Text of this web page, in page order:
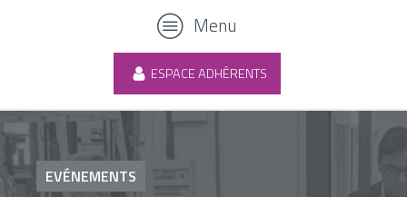
Menu
ESPACE ADHÉRENTS
EVÉNEMENTS